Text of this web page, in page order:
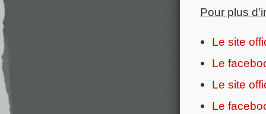
Pour plus
Le site
Le
Le site
Le